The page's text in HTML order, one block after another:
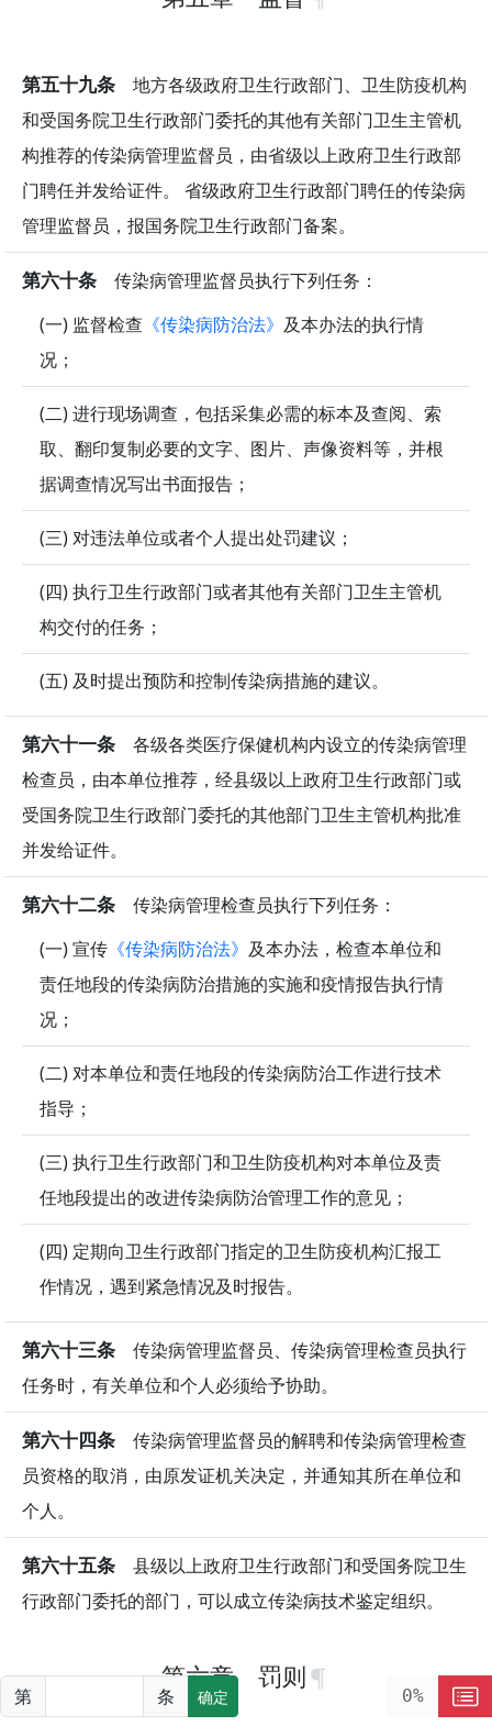
第五十九条 地方各级政府卫生行政部门、卫生防疫机构
和受国务院卫生行政部门委托的其他有关部门卫生主管机
构推荐的传染病管理监督员，由省级以上政府卫生行政部
门聘任并发给证件。 省级政府卫生行政部门聘任的传染病
管理监督员，报国务院卫生行政部门备案。
第六十条 传染病管理监督员执行下列任务：
(一) 监督检查 《传染病防治法》 及本办法的执行情
况；
(二) 进行现场调查，包括采集必需的标本及查阅、索
取、翻印复制必要的文字、图片、声像资料等，并根
据调查情况写出书面报告；
(三) 对违法单位或者个人提出处罚建议；
(四) 执行卫生行政部门或者其他有关部门卫生主管机
构交付的任务；
(五) 及时提出预防和控制传染病措施的建议。
第六十一条 各级各类医疗保健机构内设立的传染病管理
检查员，由本单位推荐，经县级以上政府卫生行政部门或
受国务院卫生行政部门委托的其他部门卫生主管机构批准
并发给证件。
第六十二条 传染病管理检查员执行下列任务：
(一) 宣传 《传染病防治法》 及本办法，检查本单位和
责任地段的传染病防治措施的实施和疫情报告执行情
况；
(二) 对本单位和责任地段的传染病防治工作进行技术
指导；
(三) 执行卫生行政部门和卫生防疫机构对本单位及责
任地段提出的改进传染病防治管理工作的意见；
(四) 定期向卫生行政部门指定的卫生防疫机构汇报工
作情况，遇到紧急情况及时报告。
第六十三条 传染病管理监督员、传染病管理检查员执行
任务时，有关单位和个人必须给予协助。
第六十四条 传染病管理监督员的解聘和传染病管理检查
员资格的取消，由原发证机关决定，并通知其所在单位和
个人。
第六十五条 县级以上政府卫生行政部门和受国务院卫生
行政部门委托的部门，可以成立传染病技术鉴定组织。
第六章 罚则
第 条 确定 0%